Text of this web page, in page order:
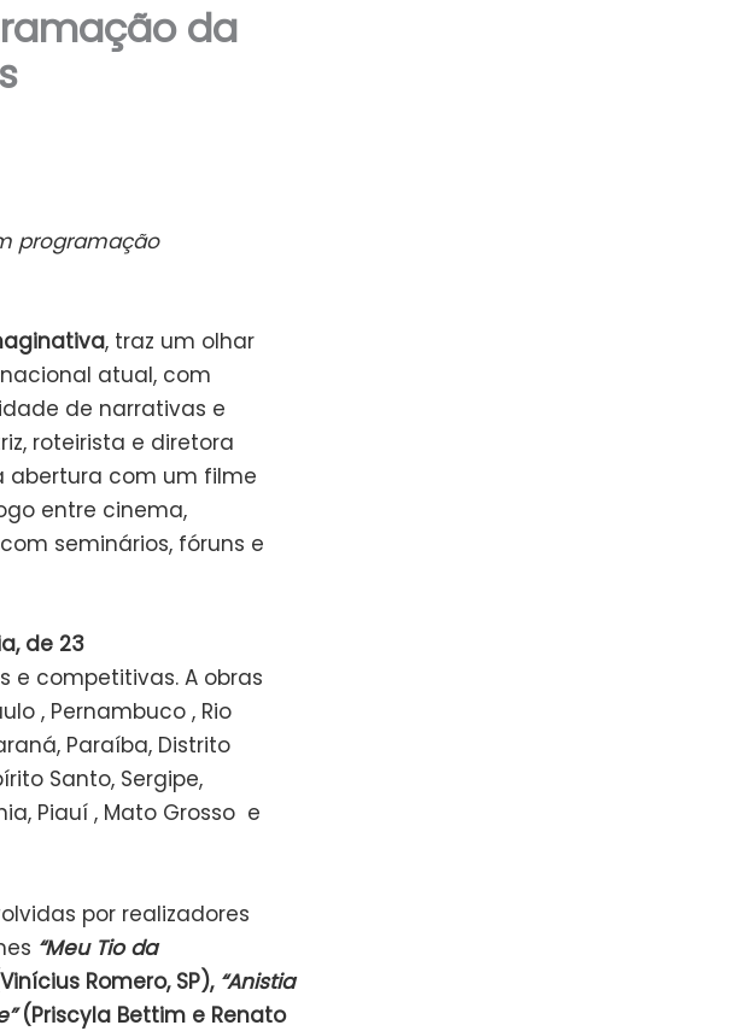
da
programação
, traz um olhar
atual, com
de narrativas e
roteirista e diretora
abertura com um filme
entre cinema,
seminários, fóruns e
de 23
competitivas. A obras
, Pernambuco , Rio
Paraíba, Distrito
Santo, Sergipe,
Piauí , Mato Grosso e
por realizadores
“Meu Tio da
Romero, SP), “Anistia
(Priscyla Bettim e Renato